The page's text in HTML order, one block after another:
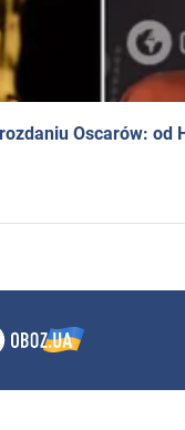
Oscarów: od